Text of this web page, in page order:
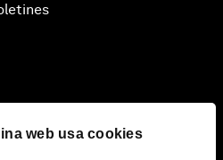
web usa cookies